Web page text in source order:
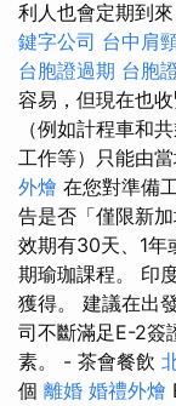
利人也會定期到
鍵字公司 台中肩
台胞證過期 台胞
容易，但現在也收
（例如計程車和
工作等）只能由當
外燴 在您對準備
告是否「僅限新
效期有30天、1年
期瑜珈課程。 印
獲得。 建議在出
司不斷滿足E-2簽
素。 - 茶會餐飲
個 離婚 婚禮外燴